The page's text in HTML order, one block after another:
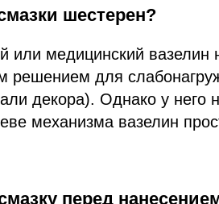
шестерен?
или медицинский вазелин
решением для
декора). Однако у него
механизма вазелин
перед